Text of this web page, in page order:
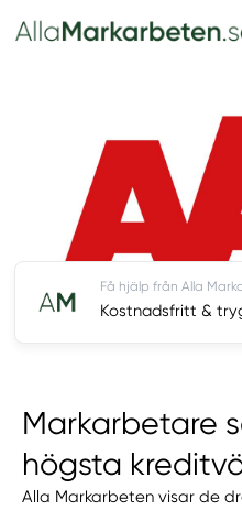
Markarbetare
högsta
Alla Markarbeten visar de
Få hjälp från Alla
Kostnadsfritt &